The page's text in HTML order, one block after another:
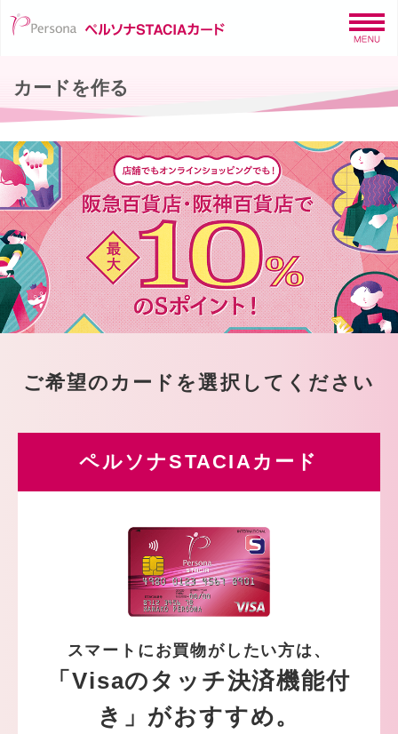
カードを作る
ご希望のカードを選択してください
ペルソナSTACIAカード
スマートにお買物がしたい方は、
「Visaのタッチ決済機能付
き」がおすすめ。